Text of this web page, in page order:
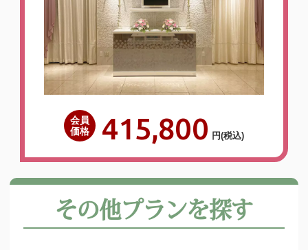
会員
価格
415,800 円(税込)
その他プランを探す